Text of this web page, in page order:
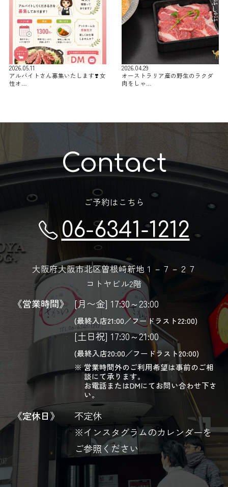
2026.05.11
アルバイトさん募集いたします❣️ 女
性オ…
2026.04.29
オーストラリア産の野生のラクダ
肉をしゃ…
Contact
ご予約はこちら
06-6341-1212
大阪府大阪市北区曽根崎新地１－７－２７
コトヤビル2階
《営業時間》 [月〜金] 17:30～23:00
(最終入店21:00／フードラスト22:00)
[土日祝] 17:30～21:00
(最終入店20:00／フードラスト20:00)
営業時間外のご利用希望は事前のご相
談にて承ります。
お電話またはDMにてお問い合わせ下さ
い。
《定休日》
不定休
※インスタグラムのカレンダーを
ご参照ください